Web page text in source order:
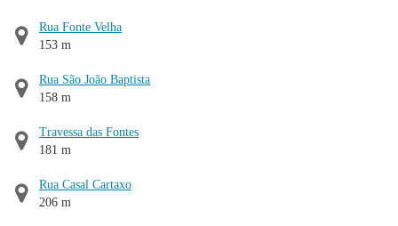
Rua Fonte Velha
153 m
Rua São João Baptista
158 m
Travessa das Fontes
181 m
Rua Casal Cartaxo
206 m